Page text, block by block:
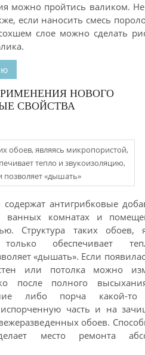
можно пройтись валиком.
если наносить смесь
слое можно сделать
НОВОГО
СВОЙСТВА
обоев, являясь микропористой,
тепло и звукоизоляцию,
позволяет «дышать»
антигрибковые
ванных комнатах и
Структура таких обоев,
обеспечивает
«дышать». Если
или потолка можно
после полного
либо порча какой-то
испорченную часть и на
обоев.
место ремонта